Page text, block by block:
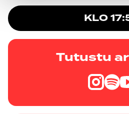
KLO
Tutustu